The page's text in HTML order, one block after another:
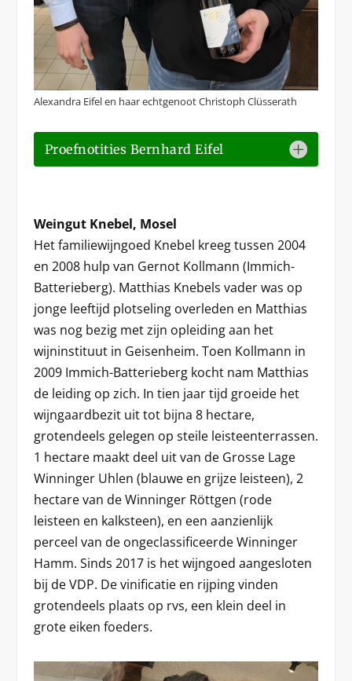
Alexandra Eifel en haar echtgenoot Christoph Clüsserath
Proefnotities Bernhard Eifel
Weingut Knebel, Mosel
Het familiewijngoed Knebel kreeg tussen 2004
en 2008 hulp van Gernot Kollmann (Immich-
Batterieberg). Matthias Knebels vader was op
jonge leeftijd plotseling overleden en Matthias
was nog bezig met zijn opleiding aan het
wijninstituut in Geisenheim. Toen Kollmann in
2009 Immich-Batterieberg kocht nam Matthias
de leiding op zich. In tien jaar tijd groeide het
wijngaardbezit uit tot bijna 8 hectare,
grotendeels gelegen op steile leisteenterrassen.
1 hectare maakt deel uit van de Grosse Lage
Winninger Uhlen (blauwe en grijze leisteen), 2
hectare van de Winninger Röttgen (rode
leisteen en kalksteen), en een aanzienlijk
perceel van de ongeclassificeerde Winninger
Hamm. Sinds 2017 is het wijngoed aangesloten
bij de VDP. De vinificatie en rijping vinden
grotendeels plaats op rvs, een klein deel in
grote eiken foeders.